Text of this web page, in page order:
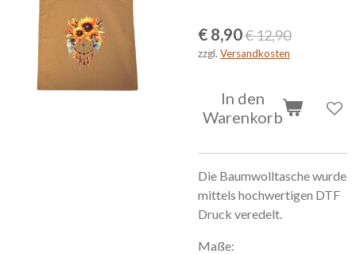
€ 8,90€ 12,90
zzgl. Versandkosten
In den
Warenkorb
Die Baumwolltasche wurde
mittels hochwertigen DTF
Druck veredelt.
Maße: